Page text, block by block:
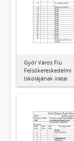
Győr Város Fiú
Felsőkereskedelmi
Iskolájának iratai